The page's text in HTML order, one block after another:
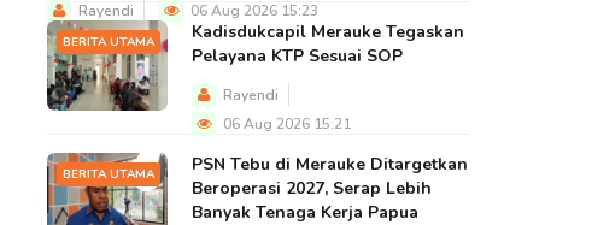
Rayendi 06 Aug 2026 15:23
BERITA UTAMA
Kadisdukcapil Merauke Tegaskan
Pelayana KTP Sesuai SOP
Rayendi
06 Aug 2026 15:21
BERITA UTAMA
PSN Tebu di Merauke Ditargetkan
Beroperasi 2027, Serap Lebih
Banyak Tenaga Kerja Papua